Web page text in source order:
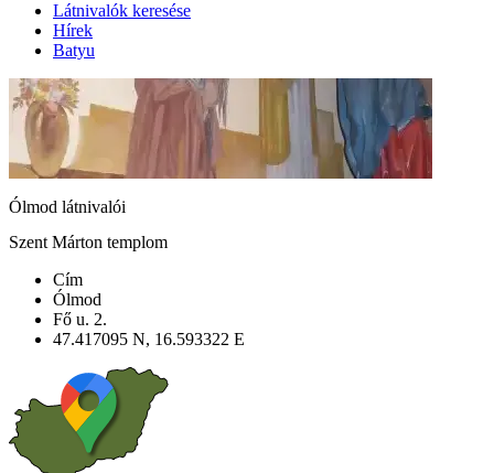
Látnivalók keresése
Hírek
Batyu
Ólmod látnivalói
Szent Márton templom
Cím
Ólmod
Fő u. 2.
47.417095 N, 16.593322 E